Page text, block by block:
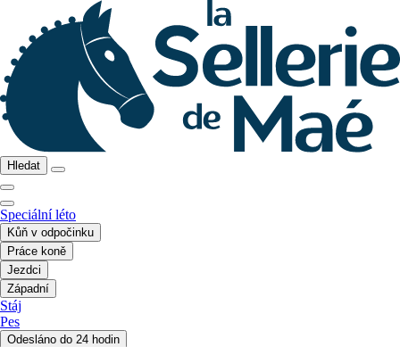
Hledat
Speciální léto
Kůň v odpočinku
Práce koně
Jezdci
Západní
Stáj
Pes
Odesláno do 24 hodin